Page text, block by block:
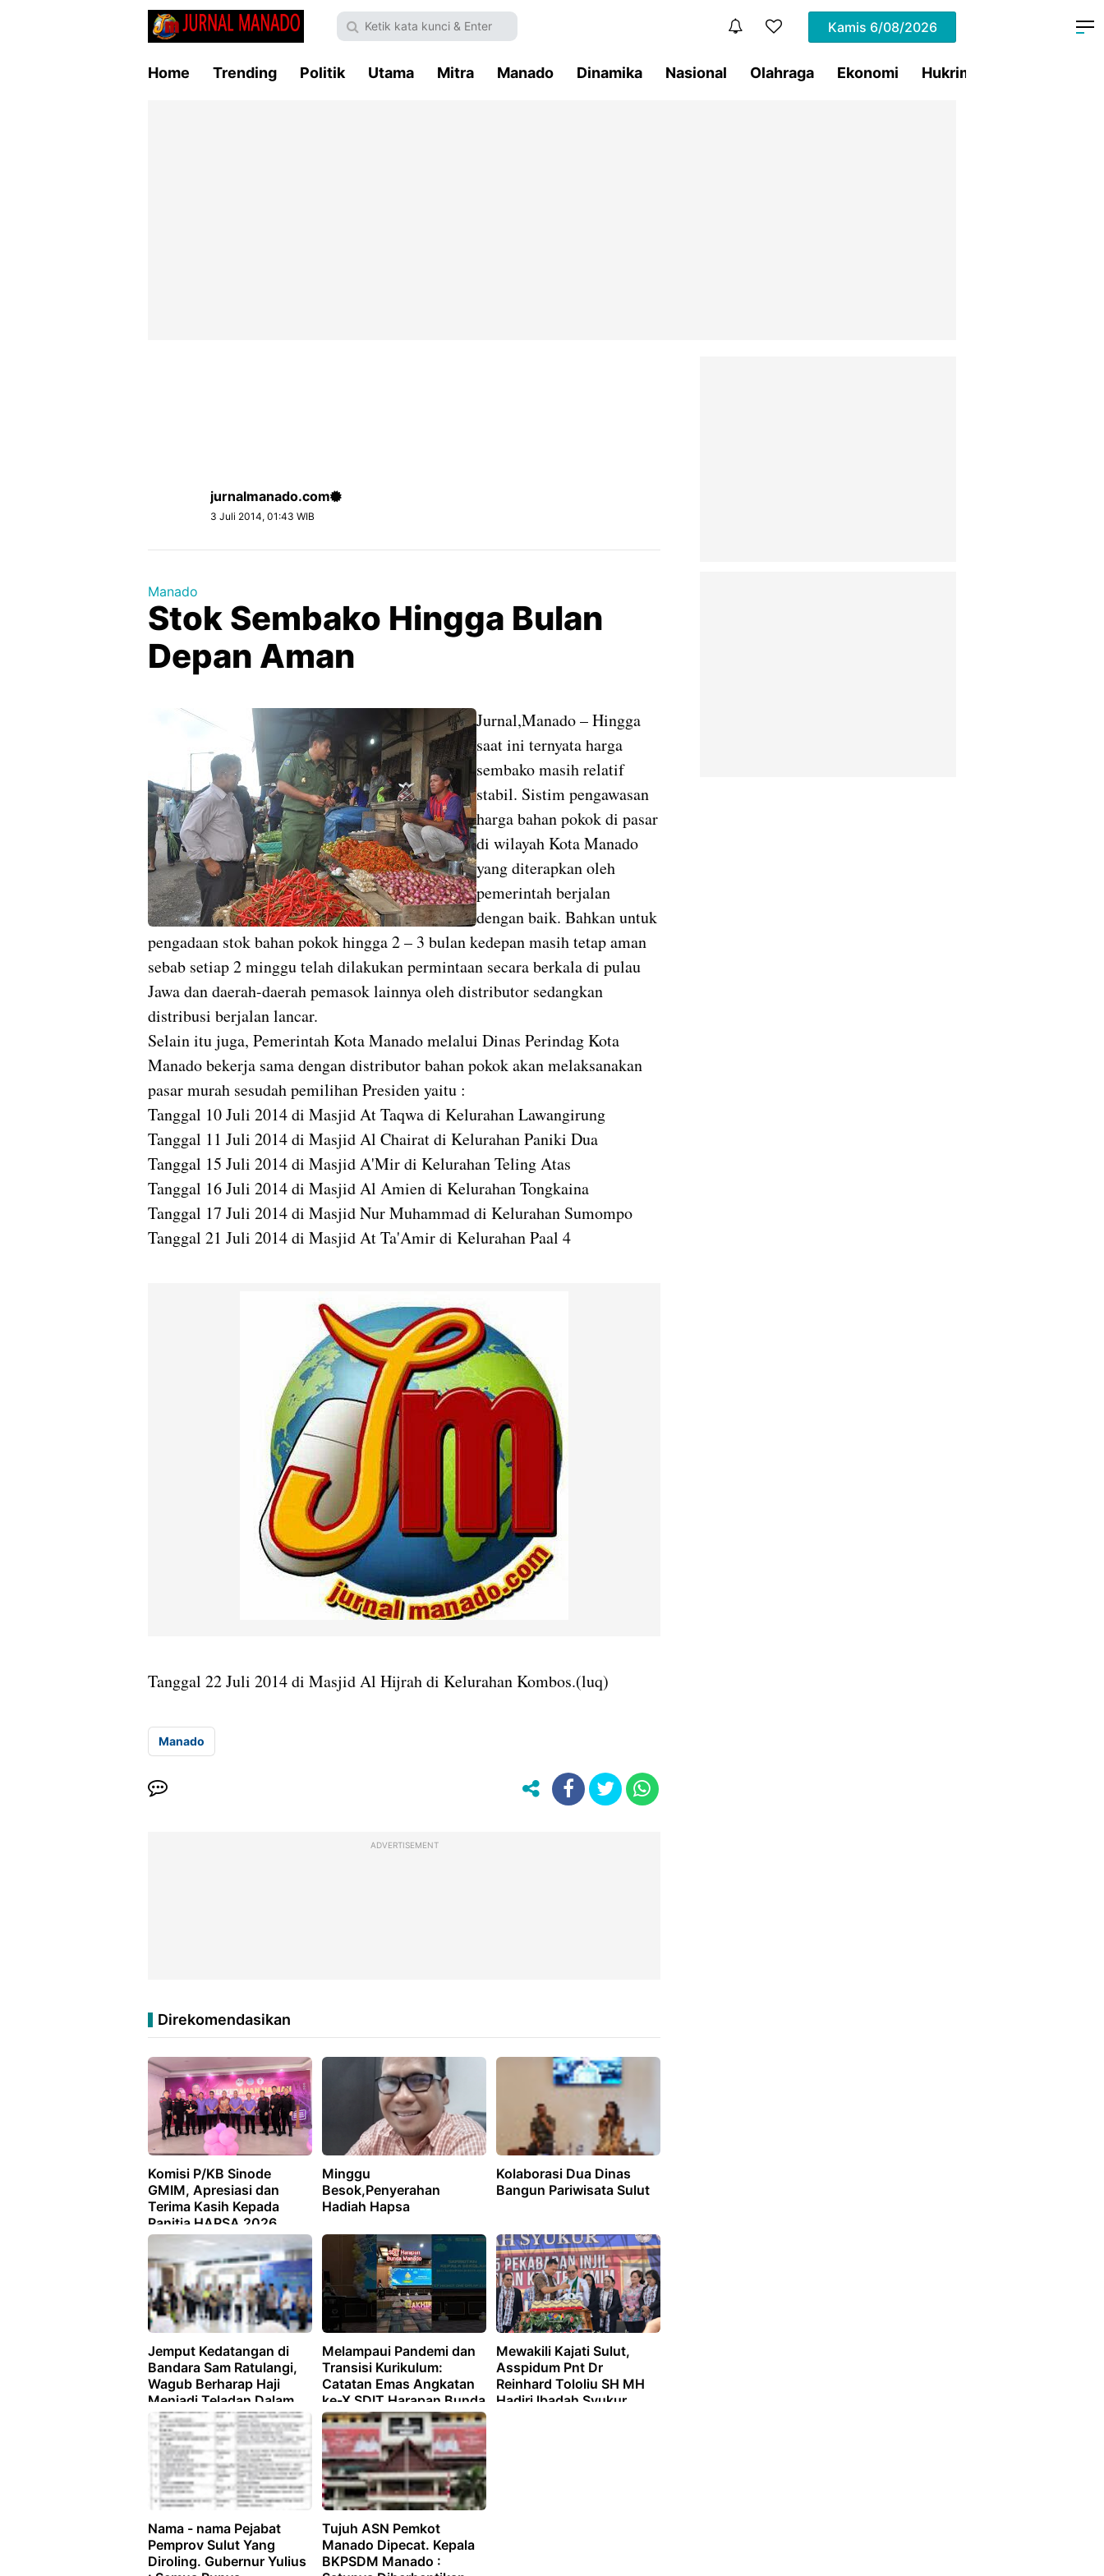
Kamis 6/08/2026
Home Trending Politik Utama Mitra Manado Dinamika Nasional Olahraga Ekonomi Hukrim
jurnalmanado.com
3 Juli 2014, 01:43 WIB
Manado
Stok Sembako Hingga Bulan
Depan Aman
Jurnal,Manado – Hingga
saat ini ternyata harga
sembako masih relatif
stabil. Sistim pengawasan
harga bahan pokok di pasar
di wilayah Kota Manado
yang diterapkan oleh
pemerintah berjalan
dengan baik. Bahkan untuk
pengadaan stok bahan pokok hingga 2 – 3 bulan kedepan masih tetap aman
sebab setiap 2 minggu telah dilakukan permintaan secara berkala di pulau
Jawa dan daerah-daerah pemasok lainnya oleh distributor sedangkan
distribusi berjalan lancar.
Selain itu juga, Pemerintah Kota Manado melalui Dinas Perindag Kota
Manado bekerja sama dengan distributor bahan pokok akan melaksanakan
pasar murah sesudah pemilihan Presiden yaitu :
Tanggal 10 Juli 2014 di Masjid At Taqwa di Kelurahan Lawangirung
Tanggal 11 Juli 2014 di Masjid Al Chairat di Kelurahan Paniki Dua
Tanggal 15 Juli 2014 di Masjid A'Mir di Kelurahan Teling Atas
Tanggal 16 Juli 2014 di Masjid Al Amien di Kelurahan Tongkaina
Tanggal 17 Juli 2014 di Masjid Nur Muhammad di Kelurahan Sumompo
Tanggal 21 Juli 2014 di Masjid At Ta'Amir di Kelurahan Paal 4
Tanggal 22 Juli 2014 di Masjid Al Hijrah di Kelurahan Kombos.(luq)
Manado
ADVERTISEMENT
Direkomendasikan
Komisi P/KB Sinode
GMIM, Apresiasi dan
Terima Kasih Kepada
Panitia HAPSA 2026
Minggu
Besok,Penyerahan
Hadiah Hapsa
Kolaborasi Dua Dinas
Bangun Pariwisata Sulut
Jemput Kedatangan di
Bandara Sam Ratulangi,
Wagub Berharap Haji
Menjadi Teladan Dalam
Kehidupan di Masyarakat
Melampaui Pandemi dan
Transisi Kurikulum:
Catatan Emas Angkatan
ke-X SDIT Harapan Bunda
Manado
Mewakili Kajati Sulut,
Asspidum Pnt Dr
Reinhard Tololiu SH MH
Hadiri lbadah Syukur
Nama - nama Pejabat
Pemprov Sulut Yang
Diroling. Gubernur Yulius
Tujuh ASN Pemkot
Manado Dipecat. Kepala
BKPSDM Manado :